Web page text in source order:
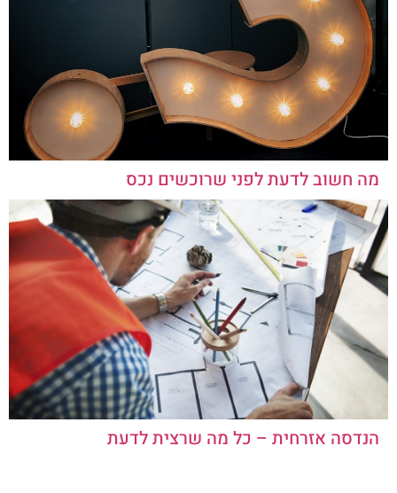
מה חשוב לדעת לפני שרוכשים נכס
הנדסה אזרחית – כל מה שרצית לדעת